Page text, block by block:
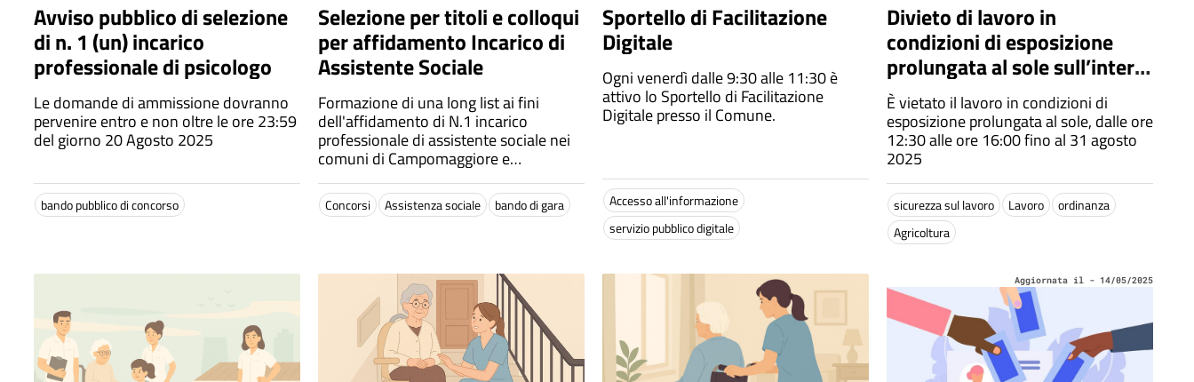
Avviso pubblico di selezione
di n. 1 (un) incarico
professionale di psicologo
Le domande di ammissione dovranno
pervenire entro e non oltre le ore 23:59
del giorno 20 Agosto 2025
bando pubblico di concorso
Selezione per titoli e colloqui
per affidamento Incarico di
Assistente Sociale
Formazione di una long list ai fini
dell'affidamento di N.1 incarico
professionale di assistente sociale nei
comuni di Campomaggiore e
Castelmezzano - Presentazione
domande entro il 4 agosto 2025.
Concorsi Assistenza sociale bando di gara
Sportello di Facilitazione
Digitale
Ogni venerdì dalle 9:30 alle 11:30 è
attivo lo Sportello di Facilitazione
Digitale presso il Comune.
Accesso all'informazione
servizio pubblico digitale
Divieto di lavoro in
condizioni di esposizione
prolungata al sole sull’intero
territorio regionale nelle aree
o zone interessate dallo
svolgimento di lavoro nel
settore agricolo - Ordinanza
del presidente della giunta
regionale n. 202500001 del
23/6/2025
È vietato il lavoro in condizioni di
esposizione prolungata al sole, dalle ore
12:30 alle ore 16:00 fino al 31 agosto
2025
sicurezza sul lavoro Lavoro
ordinanza
Agricoltura
Aggiornata il - 14/05/2025